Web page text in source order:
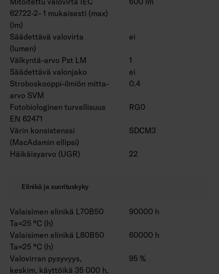
62722-2- 1 mukaisesti (max)
(lm)
Säädettävä valovirta
(lumen)
ei
Välkyntä-arvo Pst LM
1
Säädettävä valonjako
ei
Stroboskooppi-ilmiön mitta-
arvo SVM
0.4
Fotobiologinen turvallisuus
EN 62471
RG0
Värin konsistenssi
(MacAdamin ellipsi)
SDCM3
Häikäisyarvo (UGR) 22
Elinikä ja suorituskyky
Valaisimen elinikä L70B50
Ta=25 °C (h)
90000 h
Valaisimen elinikä L80B50
Ta=25 °C (h)
60000 h
Valovirran pysyvyys,
keskim. käyttöikä 35 000 h,
95 %